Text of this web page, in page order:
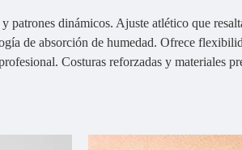
patrones dinámicos. Ajuste atlético que
de absorción de humedad. Ofrece
Costuras reforzadas y materiales